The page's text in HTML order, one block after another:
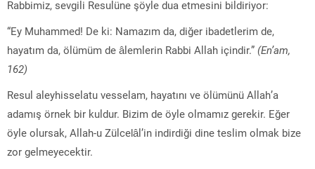
Rabbimiz, sevgili Resulüne şöyle dua etmesini bildiriyor:
“Ey Muhammed! De ki: Namazım da, diğer ibadetlerim de,
hayatım da, ölümüm de âlemlerin Rabbi Allah içindir.” (En’am,
162)
Resul aleyhisselatu vesselam, hayatını ve ölümünü Allah’a
adamış örnek bir kuldur. Bizim de öyle olmamız gerekir. Eğer
öyle olursak, Allah-u Zülcelâl’in indirdiği dine teslim olmak bize
zor gelmeyecektir.